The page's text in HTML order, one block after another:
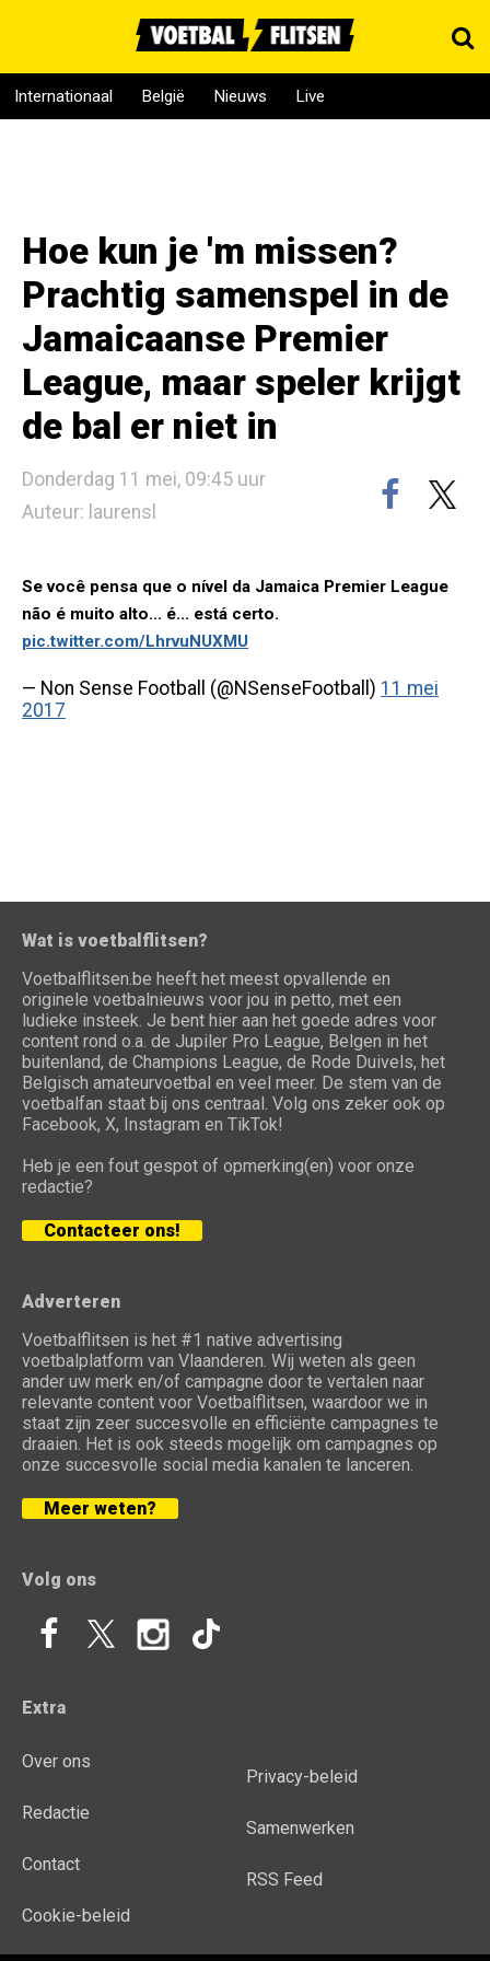
Internationaal België Nieuws Live
Hoe kun je 'm missen?
Prachtig samenspel in de
Jamaicaanse Premier
League, maar speler krijgt
de bal er niet in
Donderdag 11 mei, 09:45 uur
Auteur: laurensl
Se você pensa que o nível da Jamaica Premier League
não é muito alto... é... está certo.
pic.twitter.com/LhrvuNUXMU
— Non Sense Football (@NSenseFootball) 11 mei
2017
Wat is voetbalflitsen?
Voetbalflitsen.be heeft het meest opvallende en
originele voetbalnieuws voor jou in petto, met een
ludieke insteek. Je bent hier aan het goede adres voor
content rond o.a. de Jupiler Pro League, Belgen in het
buitenland, de Champions League, de Rode Duivels, het
Belgisch amateurvoetbal en veel meer. De stem van de
voetbalfan staat bij ons centraal. Volg ons zeker ook op
Facebook, X, Instagram en TikTok!
Heb je een fout gespot of opmerking(en) voor onze
redactie?
Contacteer ons!
Adverteren
Voetbalflitsen is het #1 native advertising
voetbalplatform van Vlaanderen. Wij weten als geen
ander uw merk en/of campagne door te vertalen naar
relevante content voor Voetbalflitsen, waardoor we in
staat zijn zeer succesvolle en efficiënte campagnes te
draaien. Het is ook steeds mogelijk om campagnes op
onze succesvolle social media kanalen te lanceren.
Meer weten?
Volg ons
Extra
Over ons
Redactie
Contact
Cookie-beleid
Privacy-beleid
Samenwerken
RSS Feed